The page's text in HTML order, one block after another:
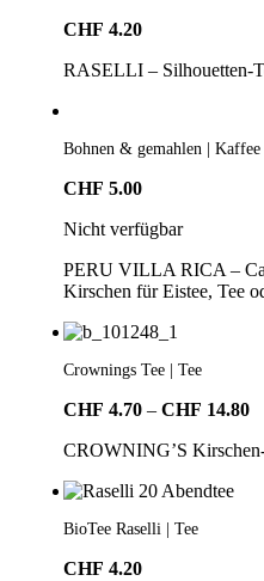
CHF 4.20
RASELLI – Silhouetten-
Bohnen & gemahlen |
CHF 5.00
Nicht verfügbar
PERU VILLA RICA –
Kirschen für Eistee, Tee
Crownings Tee | Tee
CHF 4.70 – CHF 14.80
CROWNING’S
BioTee Raselli | Tee
CHF 4.20